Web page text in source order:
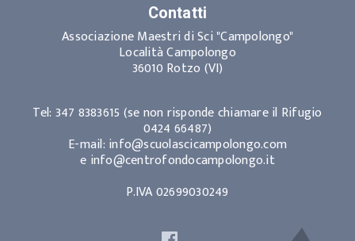
Contatti
Associazione Maestri di Sci "Campolongo"
Località Campolongo
36010 Rotzo (VI)
Tel: 347 8383615 (se non risponde chiamare il Rifugio
0424 66487)
E-mail: info@scuolascicampolongo.com
e info@centrofondocampolongo.it
P.IVA 02699030249